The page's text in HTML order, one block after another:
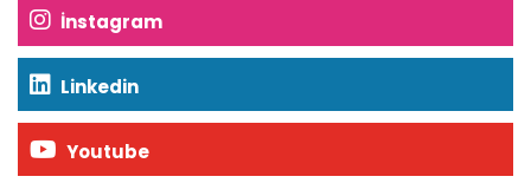
İnstagram
Linkedin
Youtube